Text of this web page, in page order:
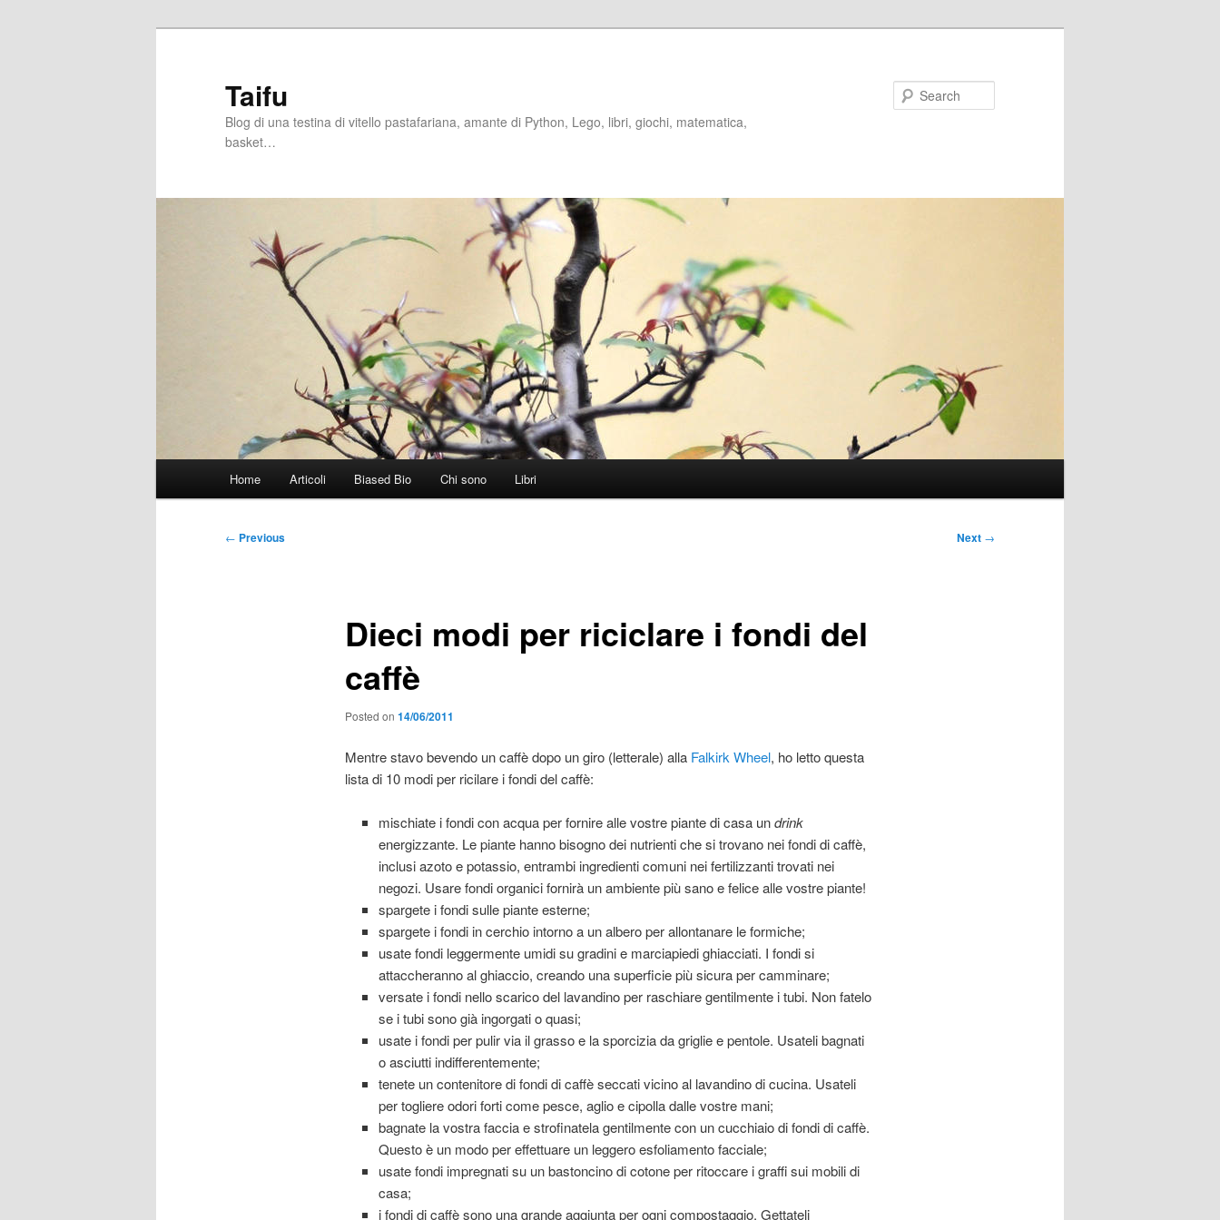
Taifu
Blog di una testina di vitello pastafariana, amante di Python, Lego, libri, giochi, matematica,
basket…
Home Articoli Biased Bio Chi sono Libri
Post
← Previous Next →
Dieci modi per riciclare i fondi del
caffè
Posted on 14/06/2011
Mentre stavo bevendo un caffè dopo un giro (letterale) alla Falkirk Wheel, ho letto questa
lista di 10 modi per ricilare i fondi del caffè:
mischiate i fondi con acqua per fornire alle vostre piante di casa undrink
energizzante. Le piante hanno bisogno dei nutrienti che si trovano nei fondi di caffè,
inclusi azoto e potassio, entrambi ingredienti comuni nei fertilizzanti trovati nei
negozi. Usare fondi organici fornirà un ambiente più sano e felice alle vostre piante!
spargete i fondi sulle piante esterne;
spargete i fondi in cerchio intorno a un albero per allontanare le formiche;
usate fondi leggermente umidi su gradini e marciapiedi ghiacciati. I fondi si
attaccheranno al ghiaccio, creando una superficie più sicura per camminare;
versate i fondi nello scarico del lavandino per raschiare gentilmente i tubi. Non fatelo
se i tubi sono già ingorgati o quasi;
usate i fondi per pulir via il grasso e la sporcizia da griglie e pentole. Usateli bagnati
o asciutti indifferentemente;
tenete un contenitore di fondi di caffè seccati vicino al lavandino di cucina. Usateli
per togliere odori forti come pesce, aglio e cipolla dalle vostre mani;
bagnate la vostra faccia e strofinatela gentilmente con un cucchiaio di fondi di caffè.
Questo è un modo per effettuare un leggero esfoliamento facciale;
usate fondi impregnati su un bastoncino di cotone per ritoccare i graffi sui mobili di
casa;
i fondi di caffè sono una grande aggiunta per ogni compostaggio. Gettateli